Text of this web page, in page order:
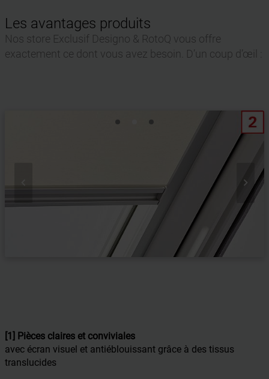
Les avantages produits
Nos store Exclusif Designo & RotoQ vous offre
exactement ce dont vous avez besoin. D’un coup d’œil :
 
[1] Pièces claires et conviviales
avec écran visuel et antiéblouissant grâce à des tissus
translucides